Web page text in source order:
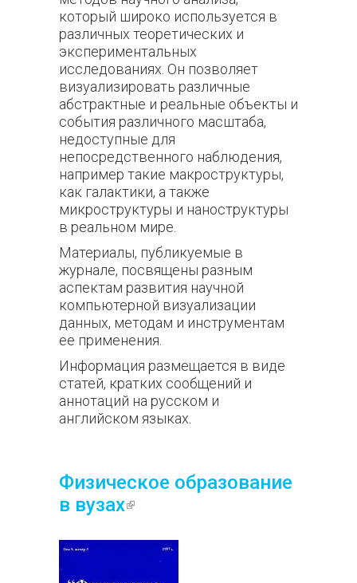
который широко используется в
различных теоретических и
экспериментальных
исследованиях. Он позволяет
визуализировать различные
абстрактные и реальные объекты и
события различного масштаба,
недоступные для
непосредственного наблюдения,
например такие макроструктуры,
как галактики, а также
микроструктуры и наноструктуры
в реальном мире.
Материалы, публикуемые в
журнале, посвящены разным
аспектам развития научной
компьютерной визуализации
данных, методам и инструментам
ее применения.
Информация размещается в виде
статей, кратких сообщений и
аннотаций на русском и
английском языках.
Физическое образование
в вузах(внешняя ссылка)